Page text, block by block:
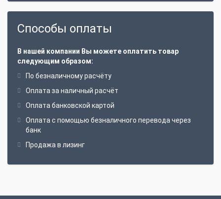
Способы оплаты
В нашей компании Вы можете оплатить товар
следующим образом:
По безналичному расчёту
Оплата за наличный расчёт
Оплата банковской картой
Оплата с помощью безналичного перевода через
банк
Продажа в лизинг